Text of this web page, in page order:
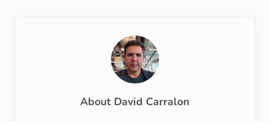
About David Carralon